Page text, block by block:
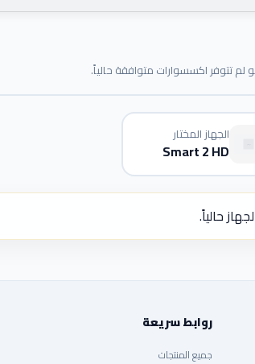
لم تتوفر اكسسوارات متوافقة حالياً.
الجهاز المختار
Smart 2 HD
حالياً.
روابط سريعة
جميع المنتجات